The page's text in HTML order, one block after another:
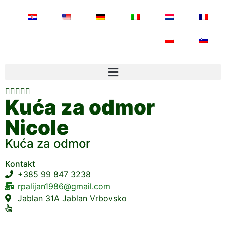

Kuća za odmor
Nicole
Kuća za odmor
Kontakt
+385 99 847 3238
rpalijan1986@gmail.com
Jablan 31A Jablan Vrbovsko